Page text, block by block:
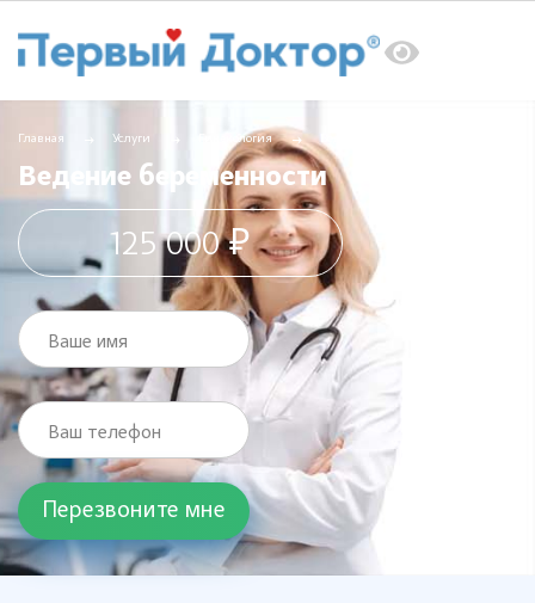
Главная Услуги Гинекология
Ведение беременности
125 000 ₽
Ваше имя
Ваш телефон